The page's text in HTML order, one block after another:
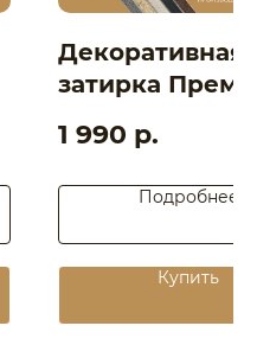
Декоративная
затирка
1 990 р.
Подробнее
Купить